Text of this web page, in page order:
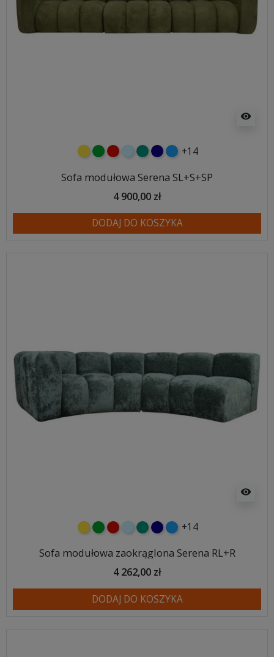
visibility
żółtyzielonyczerwony
błękitnyturkusowy
granatowy
niebieski
+14
Sofa modułowa Serena SL+S+SP
4 900,00 zł
DODAJ DO KOSZYKA
visibility
żółtyzielonyczerwony
błękitnyturkusowy
granatowy
niebieski
+14
Sofa modułowa zaokrąglona Serena RL+R
4 262,00 zł
DODAJ DO KOSZYKA